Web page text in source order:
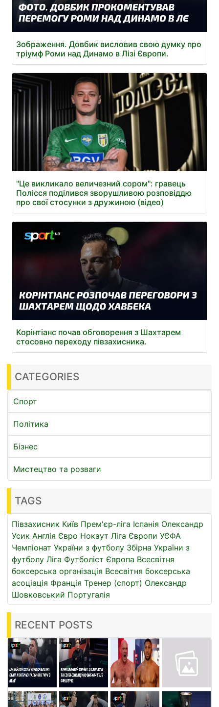
Зображення. Довбик висловив свою думку про
тріумф Роми над Динамо в Лізі Європи.
"Це викликало величезний сором": гравець
Полісся поділився зворушливою розповіддю
про свої стосунки з дружиною (відео)
Корінтіанс почав обговорення з Шахтарем
стосовно переходу півзахисника.
CATEGORIES
Спорт
Політика
Бізнес
Мистецтво та розваги
TAGS
Півзахисник Київ Прем'єр-ліга Іспанія Олександр
Усик Англія Євро Нокаут Ліга Європи УЄФА
Чемпіонат України з футболу Збірна України з
футболу Ліга Футболіст Європа Всесвітня
боксерська організація Всесвітня боксерська
асоціація Франція Тренер (спорт) Олександр
Шовковський Португалія
RECENT POSTS